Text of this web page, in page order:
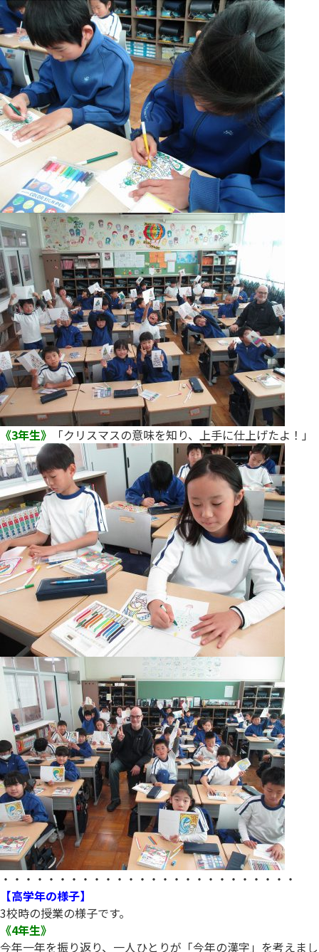
《3年生》 「クリスマスの意味を知り、上手に仕上げたよ！」
・・・・・・・・・・・・・・・・・・・・・・・・・・
【高学年の様子】
3校時の授業の様子です。
《4年生》
今年一年を振り返り、一人ひとりが「今年の漢字」を考えまし